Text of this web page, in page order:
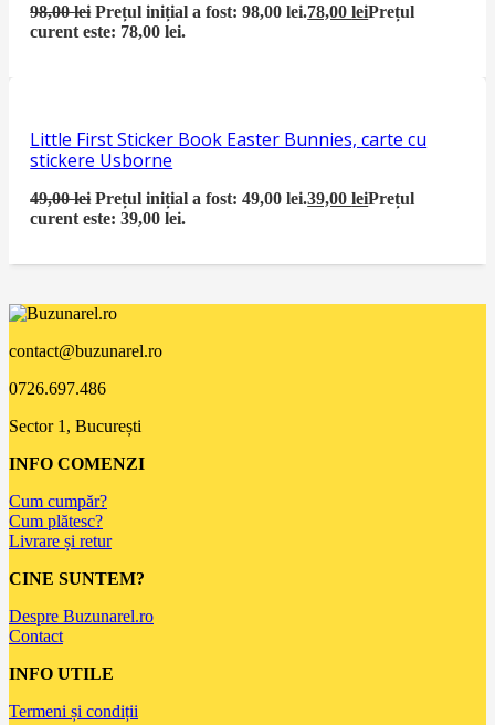
98,00lei Prețul inițial a fost: 98,00 lei.78,00leiPrețul
curent este: 78,00 lei.
Little First Sticker Book Easter Bunnies, carte cu
stickere Usborne
49,00lei Prețul inițial a fost: 49,00 lei.39,00leiPrețul
curent este: 39,00 lei.
contact@buzunarel.ro
0726.697.486
Sector 1, București
INFO COMENZI
Cum cumpăr?
Cum plătesc?
Livrare și retur
CINE SUNTEM?
Despre Buzunarel.ro
Contact
INFO UTILE
Termeni și condiții